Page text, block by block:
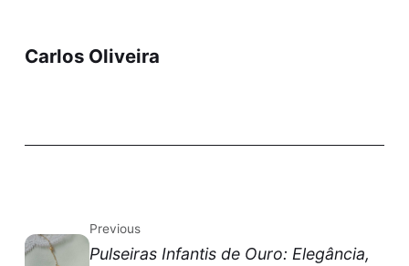
Carlos Oliveira
Previous
Pulseiras Infantis de Ouro: Elegância,